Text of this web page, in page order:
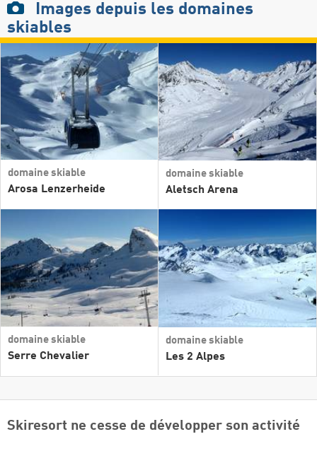
Images depuis les domaines
skiables
domaine skiable
Arosa Lenzerheide
domaine skiable
Aletsch Arena
domaine skiable
Serre Chevalier
domaine skiable
Les 2 Alpes
Skiresort ne cesse de développer son activité